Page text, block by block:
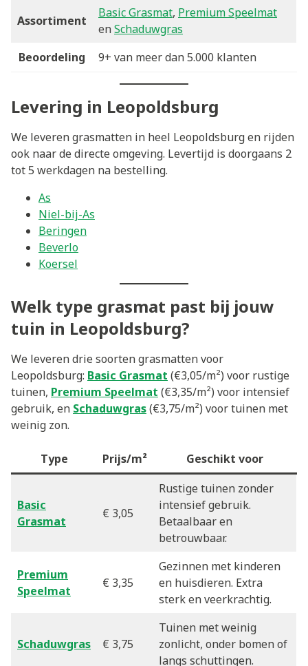
Assortiment
Basic Grasmat, Premium Speelmat
en Schaduwgras
Beoordeling
9+ van meer dan 5.000 klanten
Levering in Leopoldsburg
We leveren grasmatten in heel Leopoldsburg en rijden
ook naar de directe omgeving. Levertijd is doorgaans 2
tot 5 werkdagen na bestelling.
As
Niel-bij-As
Beringen
Beverlo
Koersel
Welk type grasmat past bij jouw
tuin in Leopoldsburg?
We leveren drie soorten grasmatten voor
Leopoldsburg: Basic Grasmat (€3,05/m²) voor rustige
tuinen, Premium Speelmat (€3,35/m²) voor intensief
gebruik, en Schaduwgras(€3,75/m²) voor tuinen met
weinig zon.
Type Prijs/m² Geschikt voor
Basic
Grasmat
€ 3,05
Rustige tuinen zonder
intensief gebruik.
Betaalbaar en
betrouwbaar.
Premium
Speelmat
€ 3,35
Gezinnen met kinderen
en huisdieren. Extra
sterk en veerkrachtig.
Schaduwgras € 3,75
Tuinen met weinig
zonlicht, onder bomen of
langs schuttingen.